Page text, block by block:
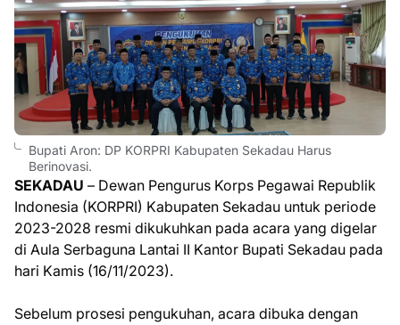
Bupati Aron: DP KORPRI Kabupaten Sekadau Harus
Berinovasi.
SEKADAU – Dewan Pengurus Korps Pegawai Republik
Indonesia (KORPRI) Kabupaten Sekadau untuk periode
2023-2028 resmi dikukuhkan pada acara yang digelar
di Aula Serbaguna Lantai II Kantor Bupati Sekadau pada
hari Kamis (16/11/2023).
Sebelum prosesi pengukuhan, acara dibuka dengan